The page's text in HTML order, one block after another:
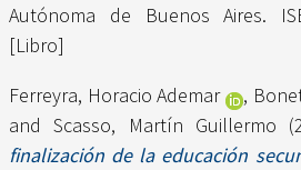
Autónoma de Buenos Aires.
[Libro]
Ferreyra, Horacio Ademar
,
andScasso, Martín Guillermo
finalización de la educación